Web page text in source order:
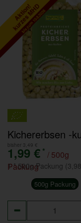
Aktion!
kurzes MHD
bis zum 10.8.2026
bisher 3,49 €
1,99 € * / 500g
Packung
500g Packung